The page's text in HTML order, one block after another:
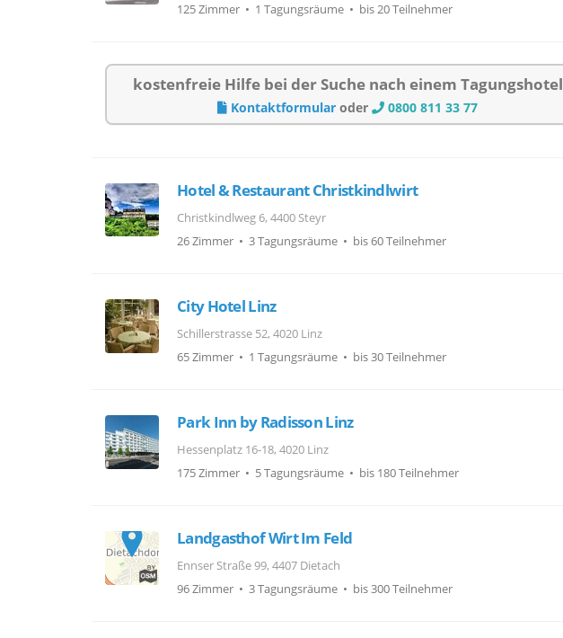
125 Zimmer • 1 Tagungsräume • bis 20 Teilnehmer
kostenfreie Hilfe bei der Suche nach einem Tagungshotel
Kontaktformular oder 0800 811 33 77
Hotel & Restaurant Christkindlwirt
Christkindlweg 6, 4400 Steyr
26 Zimmer • 3 Tagungsräume • bis 60 Teilnehmer
City Hotel Linz
Schillerstrasse 52, 4020 Linz
65 Zimmer • 1 Tagungsräume • bis 30 Teilnehmer
Park Inn by Radisson Linz
Hessenplatz 16-18, 4020 Linz
175 Zimmer • 5 Tagungsräume • bis 180 Teilnehmer
Landgasthof Wirt Im Feld
Ennser Straße 99, 4407 Dietach
96 Zimmer • 3 Tagungsräume • bis 300 Teilnehmer